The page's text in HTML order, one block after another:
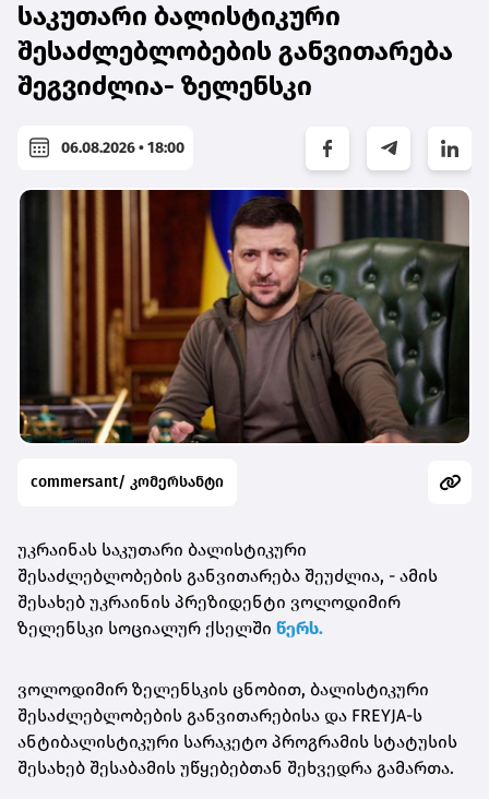
საკუთარი ბალისტიკური
შესაძლებლობების განვითარება
შეგვიძლია- ზელენსკი
06.08.2026 • 18:00
commersant/ კომერსანტი
უკრაინას საკუთარი ბალისტიკური
შესაძლებლობების განვითარება შეუძლია, - ამის
შესახებ უკრაინის პრეზიდენტი ვოლოდიმირ
ზელენსკი სოციალურ ქსელში წერს.
ვოლოდიმირ ზელენსკის ცნობით, ბალისტიკური
შესაძლებლობების განვითარებისა და FREYJA-ს
ანტიბალისტიკური სარაკეტო პროგრამის სტატუსის
შესახებ შესაბამის უწყებებთან შეხვედრა გამართა.